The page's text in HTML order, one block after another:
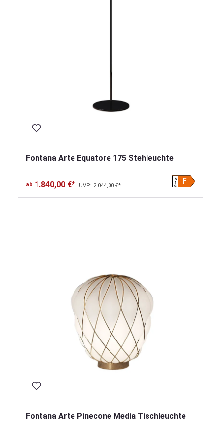
Fontana Arte Equatore 175 Stehleuchte
ab 1.840,00 €* UVP: 2.044,00 €*
F
A
G
Fontana Arte Pinecone Media Tischleuchte